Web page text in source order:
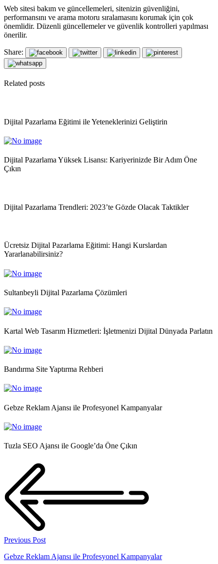
Web sitesi bakım ve güncellemeleri, sitenizin güvenliğini,
performansını ve arama motoru sıralamasını korumak için çok
önemlidir. Düzenli güncellemeler ve güvenlik kontrolleri yapılması
önerilir.
Share:
Related posts
Dijital Pazarlama Eğitimi ile Yeteneklerinizi Geliştirin
Dijital Pazarlama Yüksek Lisansı: Kariyerinizde Bir Adım Öne
Çıkın
Dijital Pazarlama Trendleri: 2023’te Gözde Olacak Taktikler
Ücretsiz Dijital Pazarlama Eğitimi: Hangi Kurslardan
Yararlanabilirsiniz?
Sultanbeyli Dijital Pazarlama Çözümleri
Kartal Web Tasarım Hizmetleri: İşletmenizi Dijital Dünyada Parlatın
Bandırma Site Yaptırma Rehberi
Gebze Reklam Ajansı ile Profesyonel Kampanyalar
Tuzla SEO Ajansı ile Google’da Öne Çıkın
Previous Post
Gebze Reklam Ajansı ile Profesyonel Kampanyalar